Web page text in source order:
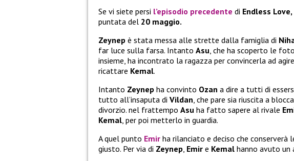
Se vi siete persi l’episodio precedente di Endless Love,
puntata del 20 maggio.
Zeynep è stata messa alle strette dalla famiglia di
far luce sulla farsa. Intanto Asu , che ha scoperto le
insieme, ha incontrato la ragazza per convincerla ad
ricattare Kemal.
Intanto Zeynep ha convinto Ozan a dire a tutti di
tutto all’insaputa di Vildan , che pare sia riuscita a
divorzio. nel frattempo Asu ha fatto sapere al rivale
Kemal , per poi metterlo in guardia.
A quel punto Emir ha rilanciato e deciso che
giusto. Per via di Zeynep Emir e Kemal hanno avuto un